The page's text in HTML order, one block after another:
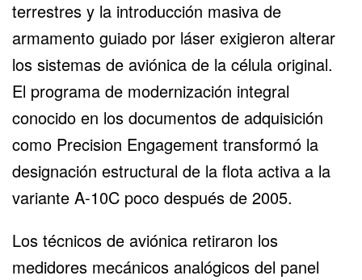
terrestres y la introducción masiva de
armamento guiado por láser exigieron alterar
los sistemas de aviónica de la célula original.
El programa de modernización integral
conocido en los documentos de adquisición
como Precision Engagement transformó la
designación estructural de la flota activa a la
variante A-10C poco después de 2005.
Los técnicos de aviónica retiraron los
medidores mecánicos analógicos del panel